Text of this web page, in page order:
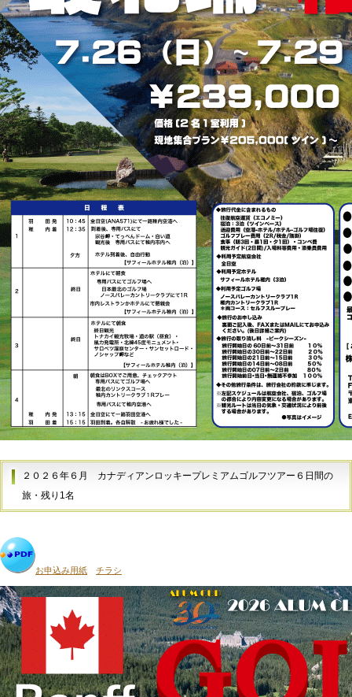
２０２６年６月 カナディアンロッキープレミアムゴルフツアー６日間の
旅・残り1名
お申込み用紙 チラシ